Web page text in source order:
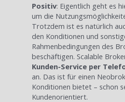
Positiv: Eigentlich geht es
um die
Trotzdem ist es natürlich
den Konditionen und
Rahmenbedingungen des
beschäftigen. Scalable
Kunden-Service per
an. Das ist für einen
Konditionen bietet – schon
Kundenorientiert.